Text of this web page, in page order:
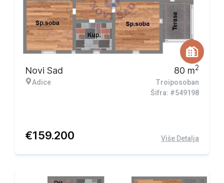
Novi Sad
Adice
80 m2
Troiposoban
Šifra: #549198
€159.200 Više Detalja